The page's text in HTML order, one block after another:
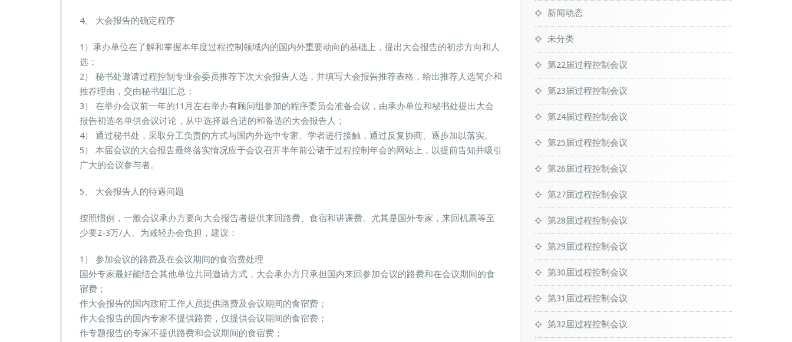
4、 大会报告的确定程序
1）承办单位在了解和掌握本年度过程控制领域内的国内外重要动向的基础上，提出大会报告的初步方向和人
选；
2） 秘书处邀请过程控制专业会委员推荐下次大会报告人选，并填写大会报告推荐表格，给出推荐人选简介和
推荐理由，交由秘书组汇总；
3） 在举办会议前一年的11月左右举办有顾问组参加的程序委员会准备会议，由承办单位和秘书处提出大会
报告初选名单供会议讨论，从中选择最合适的和备选的大会报告人；
4） 通过秘书处，采取分工负责的方式与国内外选中专家、学者进行接触，通过反复协商、逐步加以落实。
5） 本届会议的大会报告最终落实情况应于会议召开半年前公诸于过程控制年会的网站上，以提前告知并吸引
广大的会议参与者。
5、 大会报告人的待遇问题
按照惯例，一般会议承办方要向大会报告者提供来回路费、食宿和讲课费。尤其是国外专家，来回机票等至
少要2-3万/人。为减轻办会负担，建议：
1） 参加会议的路费及在会议期间的食宿费处理
国外专家最好能结合其他单位共同邀请方式，大会承办方只承担国内来回参加会议的路费和在会议期间的食
宿费；
作大会报告的国内政府工作人员提供路费及会议期间的食宿费；
作大会报告的国内专家不提供路费，仅提供会议期间的食宿费；
作专题报告的专家不提供路费和会议期间的食宿费；
新闻动态
未分类
第22届过程控制会议
第23届过程控制会议
第24届过程控制会议
第25届过程控制会议
第26届过程控制会议
第27届过程控制会议
第28届过程控制会议
第29届过程控制会议
第30届过程控制会议
第31届过程控制会议
第32届过程控制会议